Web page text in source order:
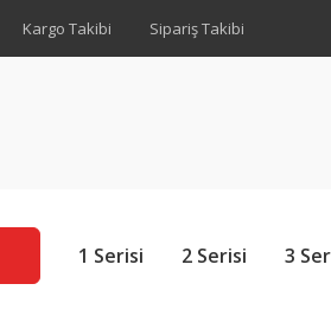
Kargo Takibi Sipariş Takibi
1 Serisi 2 Serisi 3